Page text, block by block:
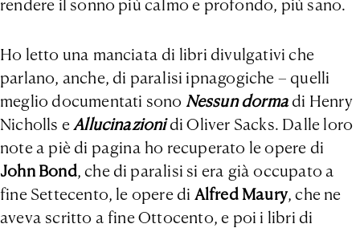
rendere il sonno più calmo e profondo, più sano.
Ho letto una manciata di libri divulgativi che
parlano, anche, di paralisi ipnagogiche – quelli
meglio documentati sono Nessun dormadi Henry
Nicholls e Allucinazionidi Oliver Sacks. Dalle loro
note a piè di pagina ho recuperato le opere di
John Bond, che di paralisi si era già occupato a
fine Settecento, le opere di Alfred Maury, che ne
aveva scritto a fine Ottocento, e poi i libri di